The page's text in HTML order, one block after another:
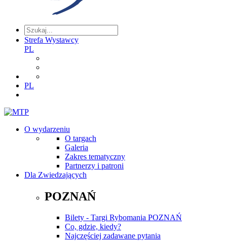
Strefa Wystawcy
PL
PL
O wydarzeniu
O targach
Galeria
Zakres tematyczny
Partnerzy i patroni
Dla Zwiedzających
POZNAŃ
Bilety - Targi Rybomania POZNAŃ
Co, gdzie, kiedy?
Najczęściej zadawane pytania